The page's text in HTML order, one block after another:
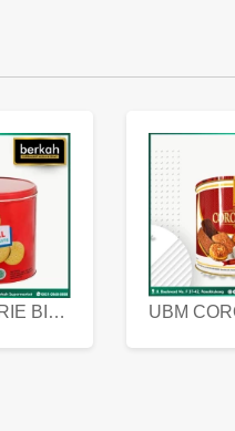
REGAL MARIE BISCUIT KALENG 550 GRAM